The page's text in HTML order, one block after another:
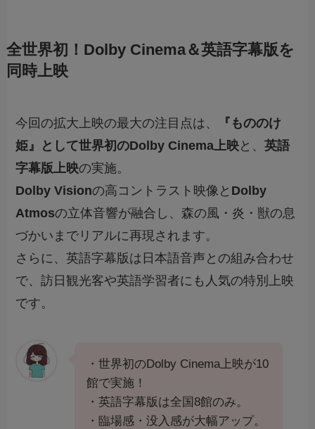
全世界初！Dolby Cinema＆英語字幕版を
同時上映
今回の拡大上映の最大の注目点は、
『もののけ
姫』として世界初のDolby Cinema上映と、英語
字幕版上映の実施。
Dolby Visionの高コントラスト映像と Dolby
Atmosの立体音響が融合し、森の風・炎・獣の息
づかいまでリアルに再現されます。
さらに、英語字幕版は日本語音声との組み合わせ
で、訪日観光客や英語学習者にも人気の特別上映
です。
・世界初のDolby Cinema上映が10
館で実施！
・英語字幕版は全国8館のみ。
・臨場感・没入感が大幅アップ。